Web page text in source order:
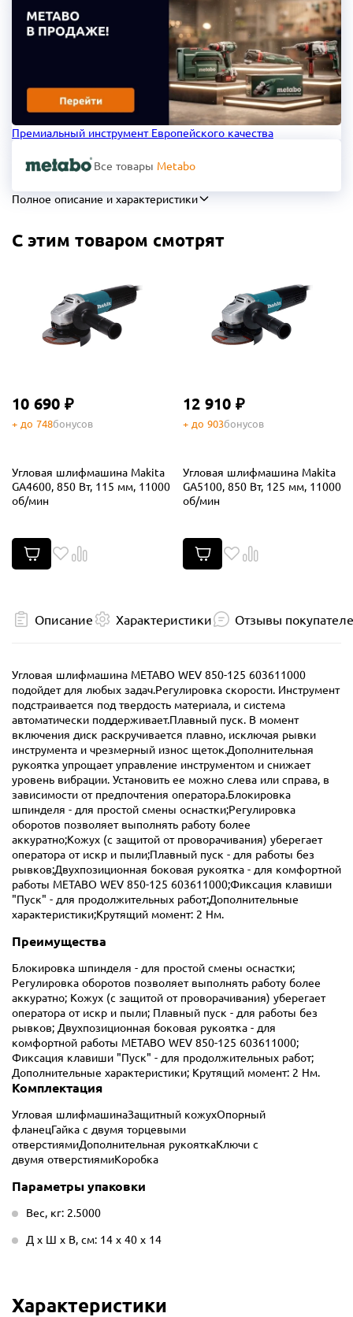
Премиальный инструмент Европейского качества
Все товары Metabo
Полное описание и характеристики
С этим товаром смотрят
10 690 ₽
+ до 748бонусов
Угловая шлифмашина Makita
GA4600, 850 Вт, 115 мм, 11000
об/мин
12 910 ₽
+ до 903бонусов
Угловая шлифмашина Makita
GA5100, 850 Вт, 125 мм, 11000
об/мин
Описание Характеристики Отзывы
Угловая шлифмашина METABO WEV 850-125 603611000
подойдет для любых задач.Регулировка скорости. Инструмент
подстраивается под твердость материала, и система
автоматически поддерживает.Плавный пуск. В момент
включения диск раскручивается плавно, исключая рывки
инструмента и чрезмерный износ щеток.Дополнительная
рукоятка упрощает управление инструментом и снижает
уровень вибрации. Установить ее можно слева или справа, в
зависимости от предпочтения оператора.Блокировка
шпинделя - для простой смены оснастки;Регулировка
оборотов позволяет выполнять работу более
аккуратно;Кожух (с защитой от проворачивания) уберегает
оператора от искр и пыли;Плавный пуск - для работы без
рывков;Двухпозиционная боковая рукоятка - для комфортной
работы METABO WEV 850-125 603611000;Фиксация клавиши
"Пуск" - для продолжительных работ;Дополнительные
характеристики;Крутящий момент: 2 Нм.
Преимущества
Блокировка шпинделя - для простой смены оснастки;
Регулировка оборотов позволяет выполнять работу более
аккуратно; Кожух (с защитой от проворачивания) уберегает
оператора от искр и пыли; Плавный пуск - для работы без
рывков; Двухпозиционная боковая рукоятка - для
комфортной работы METABO WEV 850-125 603611000;
Фиксация клавиши "Пуск" - для продолжительных работ;
Дополнительные характеристики; Крутящий момент: 2 Нм.
Комплектация
Угловая шлифмашинаЗащитный кожухОпорный
фланецГайка с двумя торцевыми
отверстиямиДополнительная рукояткаКлючи с
двумя отверстиямиКоробка
Параметры упаковки
Вес, кг: 2.5000
Д х Ш х В, см: 14 х 40 х 14
Характеристики